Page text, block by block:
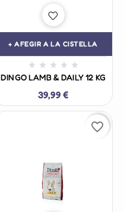
+ AFEGIR A LA CISTELLA
    
DINGO LAMB & DAILY 12 KG
39,99 €
favorite_border